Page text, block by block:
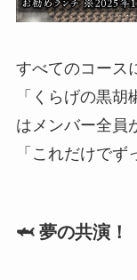
すべてのコース
「くらげの黒
はメンバー全員
「これだけでず
🦈 夢の共演！